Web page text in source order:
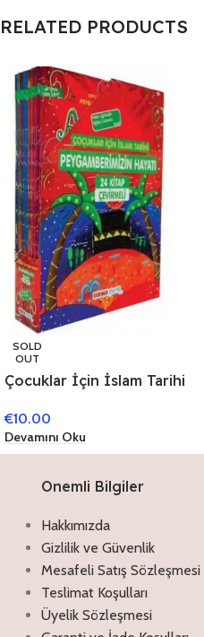
RELATED PRODUCTS
SOLD
OUT
Çocuklar İçin İslam Tarihi
(Çevirmeli 24 Kitap)
€10.00
Devamını Oku
Onemli Bilgiler
Hakkımızda
Gizlilik ve Güvenlik
Mesafeli Satış Sözleşmesi
Teslimat Koşulları
Üyelik Sözleşmesi